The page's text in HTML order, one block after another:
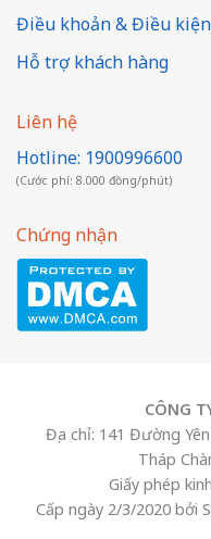
Điều khoản & Điều
Hỗ trợ khách hàng
Liên hệ
Hotline: 1900996600
(Cước phí: 8.000 đồng/phút)
Chứng nhận
CÔNG
Địa chỉ: 141 Đường
Tháp
Giấy phép
Cấp ngày 2/3/2020 bởi